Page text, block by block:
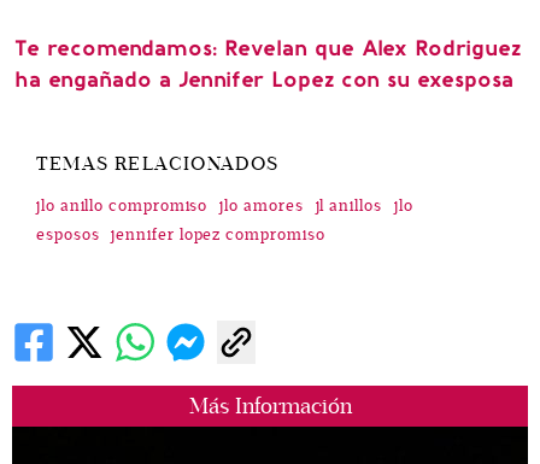
Más Información
Te recomendamos: Revelan que Alex Rodriguez
ha engañado a Jennifer Lopez con su exesposa
TEMAS RELACIONADOS
jlo anillo compromiso jlo amores jl anillos
jlo
esposos
jennifer lopez compromiso